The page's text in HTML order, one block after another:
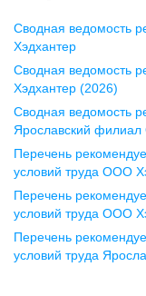
Воронеж
ул.
офис 1212
+7 473 280-05-05
pr@vrn.hh.ru
ул. Спартаковская,
помещение 15
+7 843 212-12-50
Сводная ведомость
Хэдхантер
Сводная ведомость
Хэдхантер (2026)
Сводная ведомость
Ярославский
Перечень
условий труда ООО
Перечень
условий труда ООО
Перечень
условий труда